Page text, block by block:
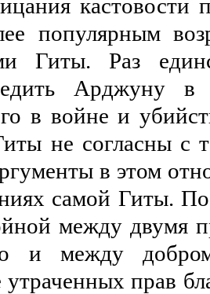
кастовости
популярным
Гиты. Раз
Арджуну
в войне и
не согласны с
в этом
самой Гиты.
между двумя
и между
утраченных прав